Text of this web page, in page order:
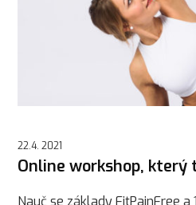
22.4. 2021
Online workshop, který